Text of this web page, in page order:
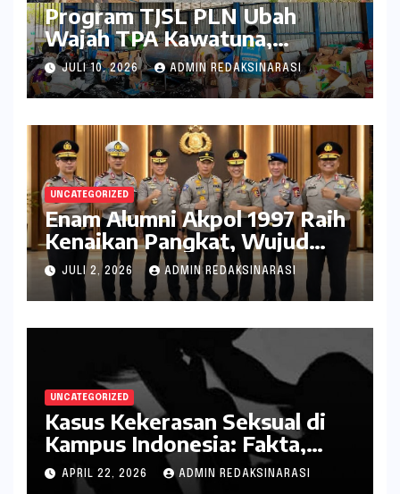
Program TJSL PLN Ubah
Wajah TPA Kawatuna,
Sampah Kini Bernilai Ekonomi
dan Lingkungan
JULI 10, 2026 ADMIN REDAKSINARASI
UNCATEGORIZED
Enam Alumni Akpol 1997 Raih
Kenaikan Pangkat, Wujud
Penghargaan atas Pengabdian
kepada Negara
JULI 2, 2026 ADMIN REDAKSINARASI
UNCATEGORIZED
Kasus Kekerasan Seksual di
Kampus Indonesia: Fakta,
Pola Berulang, dan Tantangan
Penanganannya
APRIL 22, 2026 ADMIN REDAKSINARASI